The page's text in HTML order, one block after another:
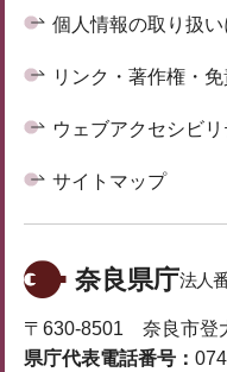
個人情報の取り扱い
リンク・著作権・
ウェブアクセシビリ
サイトマップ
奈良県庁法人
〒630-8501 奈良市登
県庁代表電話番号：